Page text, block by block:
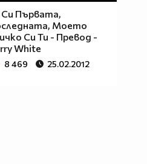
Си Първата,
Моето
Си Ти - Превод -
White
8 469 25.02.2012